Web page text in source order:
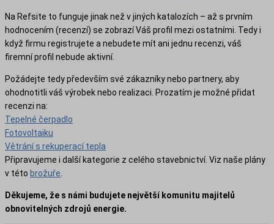
Na Refsite to funguje jinak než v jiných katalozích – až s prvním
hodnocením (recenzí) se zobrazí Váš profil mezi ostatními. Tedy i
když firmu registrujete a nebudete mít ani jednu recenzi, váš
firemní profil nebude aktivní.
Požádejte tedy především své zákazníky nebo partnery, aby
ohodnotitli váš výrobek nebo realizaci. Prozatím je možné přidat
recenzi na:
Tepelné čerpadlo
Fotovoltaiku
Větrání s rekuperací tepla
Připravujeme i další kategorie z celého stavebnictví. Viz naše plány
v této brožuře
Děkujeme, že s námi budujete největší komunitu majitelů
obnovitelných zdrojů energie.